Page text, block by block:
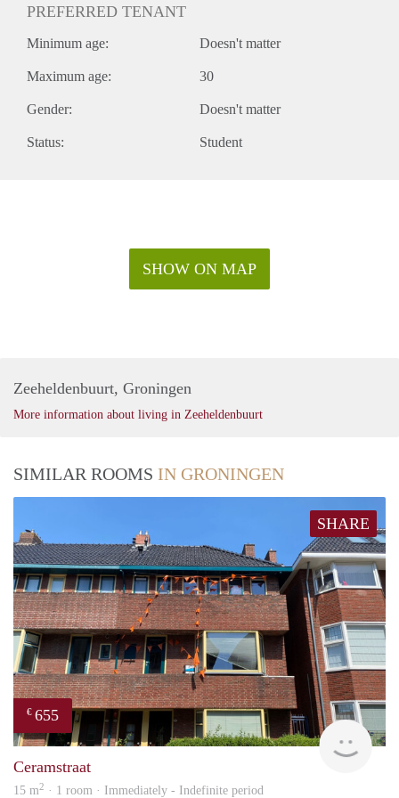
PREFERRED TENANT
Minimum age: Doesn't matter
Maximum age: 30
Gender: Doesn't matter
Status: Student
SHOW ON MAP
Zeeheldenbuurt, Groningen
More information about living in Zeeheldenbuurt
SIMILAR ROOMS IN GRONINGEN
SHARE
€ 655
Ceramstraat
15 m2 · 1 room · Immediately - Indefinite period